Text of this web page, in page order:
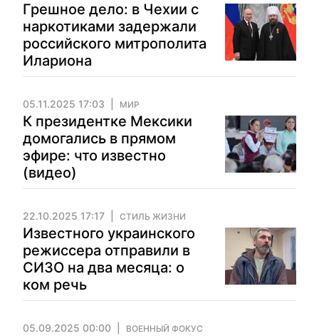
Грешное дело: в Чехии с
наркотиками задержали
российского митрополита
Илариона
05.11.2025 17:03 МИР
К президентке Мексики
домогались в прямом
эфире: что известно
(видео)
22.10.2025 17:17 СТИЛЬ ЖИЗНИ
Известного украинского
режиссера отправили в
СИЗО на два месяца: о
ком речь
05.09.2025 00:00 ВОЕННЫЙ ФОКУС